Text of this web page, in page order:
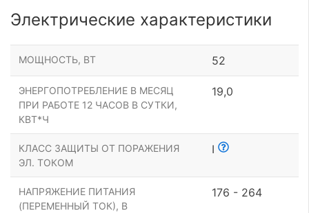
Электрические характеристики
МОЩНОСТЬ, ВТ 52
ЭНЕРГОПОТРЕБЛЕНИЕ В МЕСЯЦ
ПРИ РАБОТЕ 12 ЧАСОВ В СУТКИ,
КВТ*Ч
19,0
КЛАСС ЗАЩИТЫ ОТ ПОРАЖЕНИЯ
ЭЛ. ТОКОМ
I
НАПРЯЖЕНИЕ ПИТАНИЯ
(ПЕРЕМЕННЫЙ ТОК), В
176 - 264